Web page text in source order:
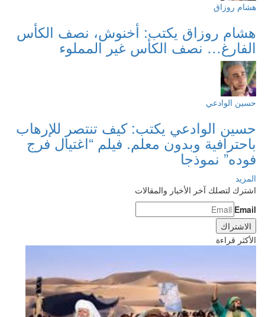
هشام روزاق
هشام روزاق يكتب: أخنوش، نصف الكأس
الفارغ… نصف الكأس غير المملوء
حسين الوادعي
حسين الوادعي يكتب: كيف تنتصر للإرهاب
باحترافية وبدون معلم. فيلم “اغتيال فرج
فوده” نموذجا
المزيد
اشترك لتصلك آخر الأخبار والمقالات
Email
الأكثر قراءة